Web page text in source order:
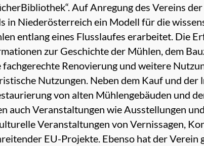
Auf Anregung des Vereins
in Niederösterreich ein Modell für die
entlang eines Flusslaufes erarbeitet. Die
zur Geschichte der Mühlen, dem
fachgerechte Renovierung und weitere
Nutzungen. Neben dem Kauf und
von alten Mühlengebäuden und
auch Veranstaltungen wie Ausstellungen
Veranstaltungen von Vernissagen,
EU-Projekte. Ebenso hat der